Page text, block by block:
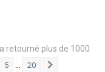
retourné plus de 1000
5 20